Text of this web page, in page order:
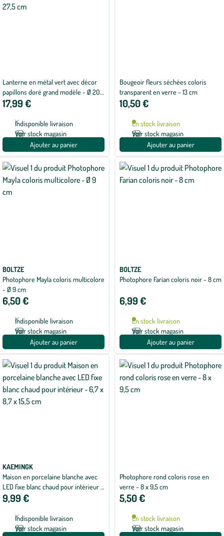
Lanterne en métal vert avec décor
papillons doré grand modèle - Ø 20 x
H 27,5 cm
17,99 €
Indisponible livraison
Voir stock magasin
Ajouter au panier
Bougeoir fleurs séchées coloris
transparent en verre - 13 cm
10,50 €
En stock livraison
Voir stock magasin
Ajouter au panier
BOLTZE
Photophore Mayla coloris multicolore
- Ø 9 cm
6,50 €
Indisponible livraison
Voir stock magasin
Ajouter au panier
BOLTZE
Photophore Farian coloris noir - 8 cm
6,99 €
En stock livraison
Voir stock magasin
Ajouter au panier
KAEMINGK
Maison en porcelaine blanche avec
LED fixe blanc chaud pour intérieur -
6,7 x 8,7 x 15,5 cm
9,99 €
Indisponible livraison
Voir stock magasin
Photophore rond coloris rose en
verre - 8 x 9,5 cm
5,50 €
En stock livraison
Voir stock magasin